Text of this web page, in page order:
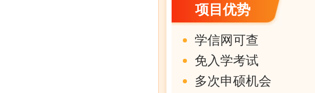
项目优势
学信网可查
免入学考试
多次申硕机会